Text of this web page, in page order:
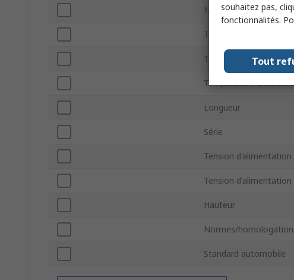
Nombre de broches
Température
Type d'interface
Température
Longueur
Série
Tension
Tension
Hauteur
Normes/
Standard automobile
souhaitez pas,
fonctionnalités.
Tout